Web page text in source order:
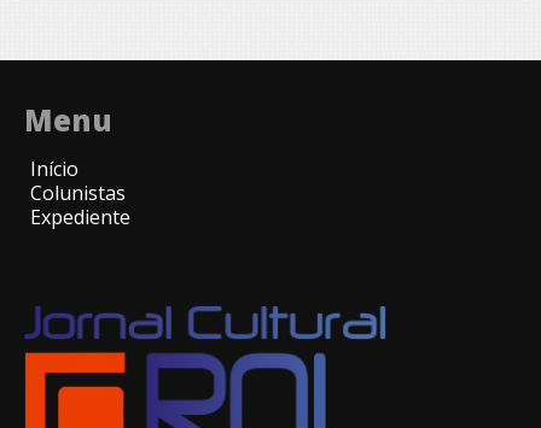
Menu
Início
Colunistas
Expediente